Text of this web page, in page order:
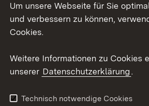
Messenger
Kontakt
Impressum
Um unsere Webseite für Sie
und verbessern zu können,
Cookies.
Weitere Informationen zu Cookies
unserer Datenschutzerklärung.
Technisch notwendige Cookies